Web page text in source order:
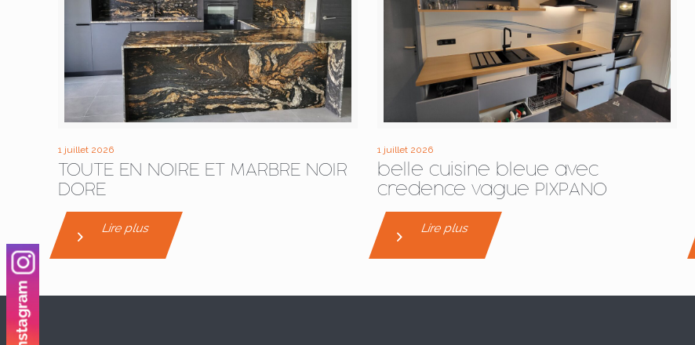
1 juillet 2026
TOUTE EN NOIRE ET MARBRE NOIR
DORE
Lire plus
1 juillet 2026
belle cuisine bleue avec
credence vague PIXPANO
Lire plus